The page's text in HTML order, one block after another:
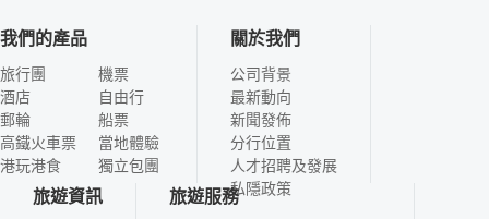
我們的產品
旅行團
酒店
郵輪
高鐵火車票
港玩港食
機票
自由行
船票
當地體驗
獨立包團
關於我們
公司背景
最新動向
新聞發佈
分行位置
人才招聘及發展
私隱政策
旅遊資訊 旅遊服務